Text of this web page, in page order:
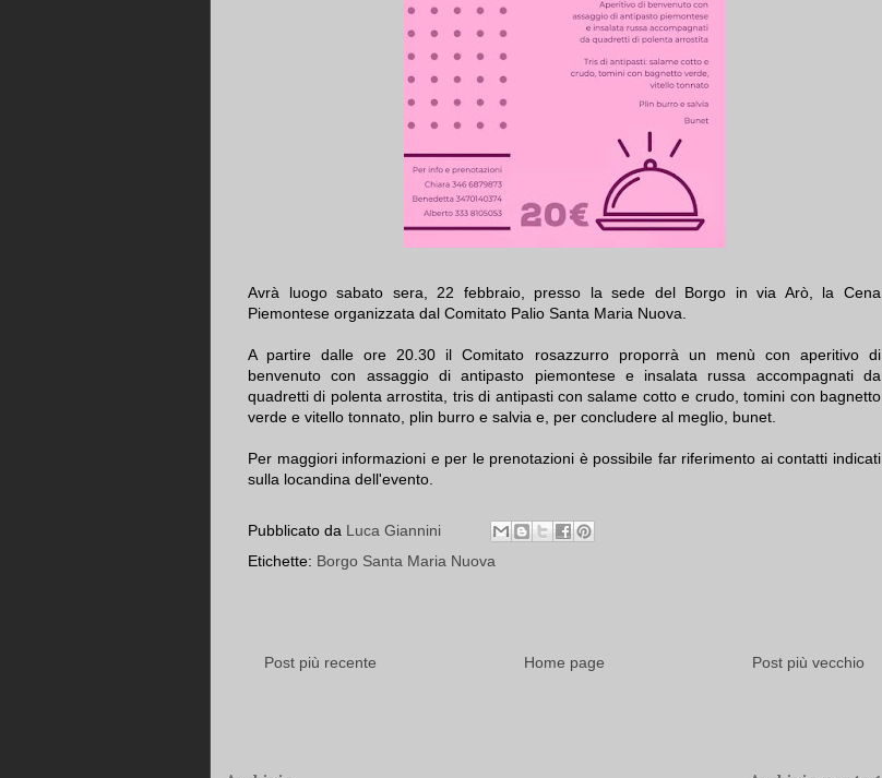
Avrà luogo sabato sera, 22 febbraio, presso la sede del Borgo in via Arò, la Cena
Piemontese organizzata dal Comitato Palio Santa Maria Nuova.
A partire dalle ore 20.30 il Comitato rosazzurro proporrà un menù con aperitivo di
benvenuto con assaggio di antipasto piemontese e insalata russa accompagnati da
quadretti di polenta arrostita, tris di antipasti con salame cotto e crudo, tomini con bagnetto
verde e vitello tonnato, plin burro e salvia e, per concludere al meglio, bunet.
Per maggiori informazioni e per le prenotazioni è possibile far riferimento ai contatti indicati
sulla locandina dell'evento.
Pubblicato da Luca Giannini
Etichette: Borgo Santa Maria Nuova
Post più recente Post più vecchio
Home page